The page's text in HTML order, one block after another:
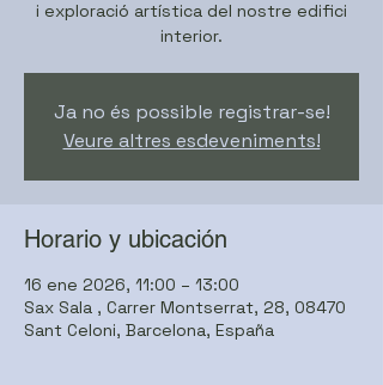
i exploració artística del nostre edifici
interior.
Ja no és possible registrar-se!
Veure altres esdeveniments!
Horario y ubicación
16 ene 2026, 11:00 – 13:00
Sax Sala , Carrer Montserrat, 28, 08470
Sant Celoni, Barcelona, España